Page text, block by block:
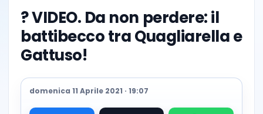
? VIDEO. Da non perdere: il
battibecco tra Quagliarella e
Gattuso!
domenica 11 Aprile 2021 · 19:07